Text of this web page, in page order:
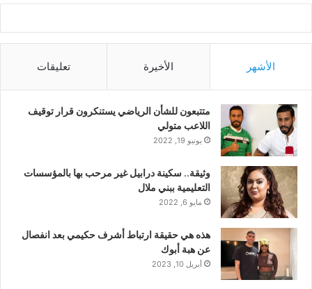
الأشهر الأخيرة تعليقات
متتبعون للشأن الرياضي يستنكرون قرار توقيف
اللاعب متولي
يونيو 19, 2022
وثيقة.. سكينة درابيل غير مرحب بها بالمؤسسات
التعليمية ببني ملال
مايو 6, 2022
هذه هي حقيقة ارتباط أشرف حكيمي بعد انفصال
عن هبة أبوك
أبريل 10, 2023